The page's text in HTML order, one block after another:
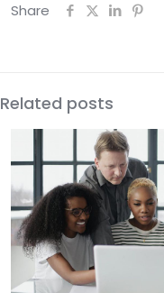
Share
Related posts